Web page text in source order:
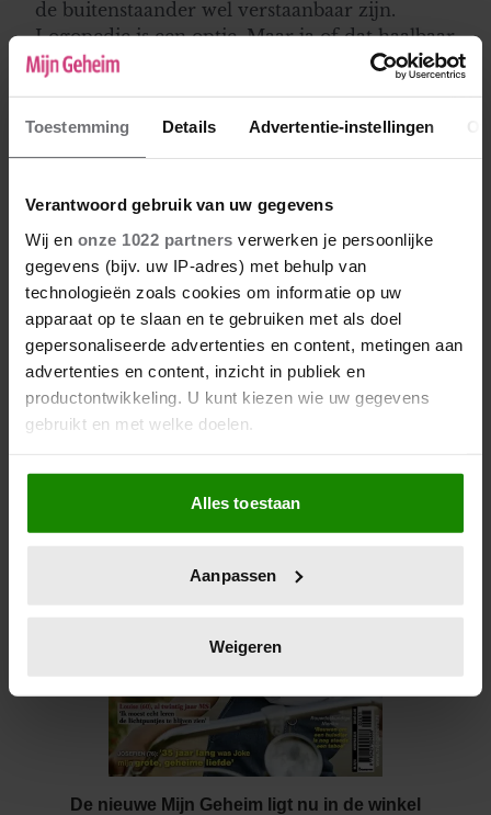
Toestemming Details Advertentie-instellingen
Verantwoord gebruik van uw gegevens
Wij en onze 1022 partners verwerken je persoonlijke
gegevens (bijv. uw IP-adres) met behulp van
technologieën zoals cookies om informatie op uw
apparaat op te slaan en te gebruiken met als doel
gepersonaliseerde advertenties en content, metingen aan
advertenties en content, inzicht in publiek en
productontwikkeling. U kunt kiezen wie uw gegevens
gebruikt en met welke doelen.
Als u het toestaat, willen we ook graag:
Informatie verzamelen over uw geografische locatie,
die tot een paar meter nauwkeurig kan zijn
op specifieke eigenschappen (fingerprinting)
verwerkt en stel uw voorkeuren in het
intrekken in de Cookieverklaring.
We gebruiken cookies om content en advertenties te
personaliseren, om functies voor social media te bieden
en om ons websiteverkeer te analyseren. Ook delen we
Alles toestaan
Aanpassen
Weigeren
de buitenstaander wel verstaanbaar zijn.
Logopedie is een optie. Maar ja of dat haalbaar
is voor haar, en zou ze dit willen? Succes met
Candice
Bij mijn bedrijf hebben we een nieuwe
telefoniste nodig. We hebben sollicitaties
gedaan en het oog van mijn collega's en
mezelf is gevallen op een vrouw. - Je verwacht
het niet
De nieuwe Mijn Geheim ligt nu in de winkel